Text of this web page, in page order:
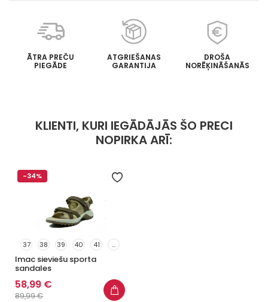
ĀTRA PREČU
PIEGĀDE
ATGRIEŠANAS
GARANTIJA
DROŠA
NORĒĶINĀŠANĀS
KLIENTI, KURI IEGĀDĀJĀS ŠO PRECI
NOPIRKA ARĪ:
-34%
37 38 39 40 41 ...
Imac sieviešu sporta
sandales
58,99 €
89,99 €